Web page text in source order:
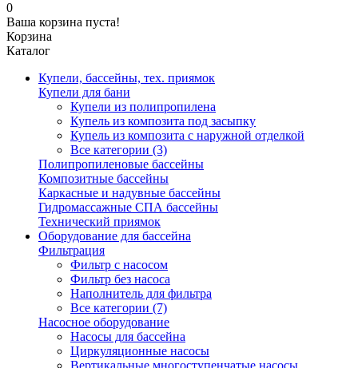
0
Ваша корзина пуста!
Корзина
Каталог
Купели, бассейны, тех. приямок
Купели для бани
Купели из полипропилена
Купель из композита под засыпку
Купель из композита с наружной отделкой
Все категории (3)
Полипропиленовые бассейны
Композитные бассейны
Каркасные и надувные бассейны
Гидромассажные СПА бассейны
Технический приямок
Оборудование для бассейна
Фильтрация
Фильтр с насосом
Фильтр без насоса
Наполнитель для фильтра
Все категории (7)
Насосное оборудование
Насосы для бассейна
Циркуляционные насосы
Вертикальные многоступенчатые насосы